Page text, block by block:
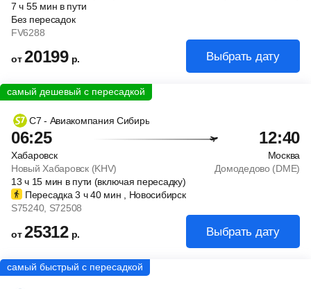
7ч 55 мин в пути
Без пересадок
FV6288
от20199 р. Выбрать дату
С7 - Авиакомпания Сибирь
06:25 12:40
Хабаровск
Москва
Новый Хабаровск (KHV)
Домодедово (DME)
13ч15 мин в пути (включая пересадку)
Пересадка 3 ч40 мин , Новосибирск
S75240, S72508
от25312 р. Выбрать дату